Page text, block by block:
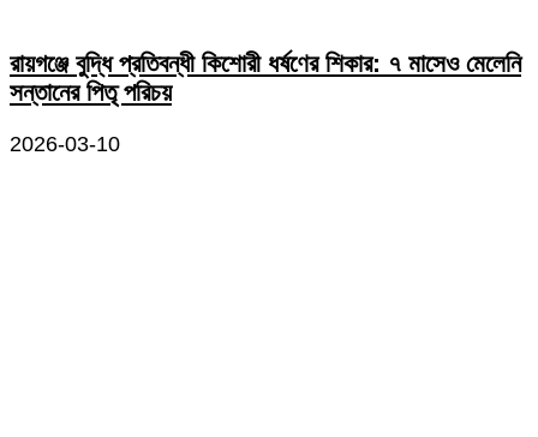
রায়গঞ্জে বুদ্ধি প্রতিবন্ধী কিশোরী ধর্ষণের শিকার: ৭ মাসেও মেলেনি
সন্তানের পিতৃ পরিচয়
2026-03-10